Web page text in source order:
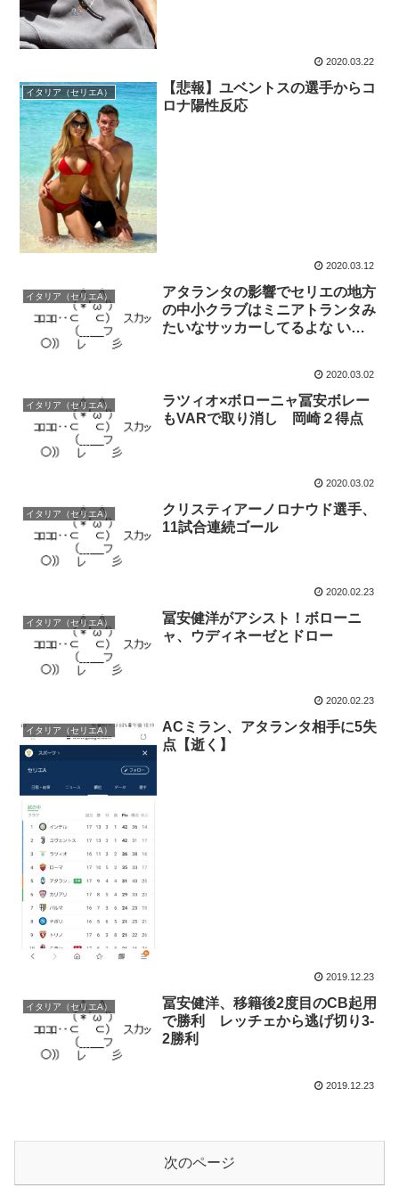
2020.03.22
イタリア（セリエA）
【悲報】ユベントスの選手からコ
ロナ陽性反応
2020.03.12
イタリア（セリエA）
アタランタの影響でセリエの地方
の中小クラブはミニアトランタみ
たいなサッカーしてるよな いい
2020.03.02
イタリア（セリエA）
ラツィオ×ボローニャ冨安ボレー
もVARで取り消し 岡崎２得点
2020.03.02
イタリア（セリエA）
クリスティアーノロナウド選手、
11試合連続ゴール
2020.02.23
イタリア（セリエA）
冨安健洋がアシスト！ボローニ
ャ、ウディネーゼとドロー
2020.02.23
イタリア（セリエA）
ACミラン、アタランタ相手に5失
点【逝く】
2019.12.23
イタリア（セリエA）
冨安健洋、移籍後2度目のCB起用
で勝利 レッチェから逃げ切り3-
2勝利
2019.12.23
次のページ